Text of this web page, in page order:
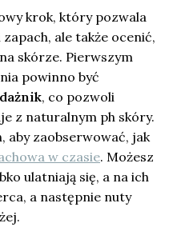
krok, który pozwala
ale także ocenić,
skórze. Pierwszym
powinno być
, co pozwoli
z naturalnym ph skóry.
aby zaobserwować, jak
w czasie. Możesz
ulatniają się, a na ich
a następnie nuty